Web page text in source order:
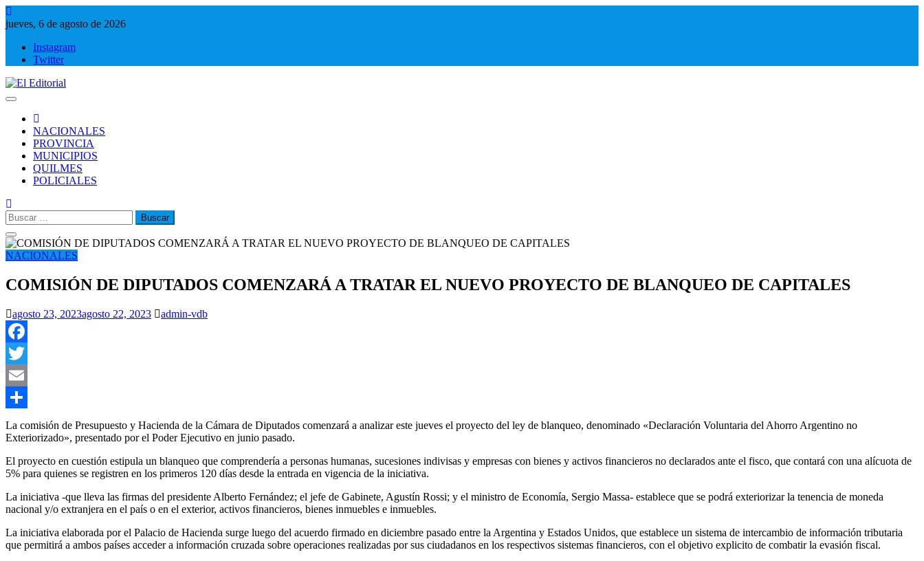
Saltar
al
jueves, 6 de agosto de 2026
Instagram
Twitter
NACIONALES
PROVINCIA
MUNICIPIOS
QUILMES
POLICIALES
Buscar:
NACIONALES
COMISIÓN DE DIPUTADOS COMENZARÁ A TRATAR EL NUEVO PROYECTO DE BLANQUEO DE CAPITALES
agosto 23, 2023agosto 22, 2023 admin-vdb
Facebook
Twitter
Email
Compartir
La comisión de Presupuesto y Hacienda de la Cámara de Diputados comenzará a analizar este jueves el proyecto del ley de blanqueo, denominado «Declaración Voluntaria del Ahorro Argentino no
Exteriorizado», presentado por el Poder Ejecutivo en junio pasado.
El proyecto en cuestión estipula un blanqueo que comprendería a personas humanas, sucesiones indivisas y empresas con bienes y activos financieros no declarados ante el fisco, que contará con una alícuota de
5% para quienes se registren en los primeros 120 días desde la entrada en vigencia de la iniciativa.
La iniciativa -que lleva las firmas del presidente Alberto Fernández; el jefe de Gabinete, Agustín Rossi; y el ministro de Economía, Sergio Massa- establece que se podrá exteriorizar la tenencia de moneda
nacional y/o extranjera en el país o en el exterior, activos financieros, bienes inmuebles e inmuebles.
La iniciativa elaborada por el Palacio de Hacienda surge luego del acuerdo firmado en diciembre pasado entre la Argentina y Estados Unidos, que establece un sistema de intercambio de información tributaria
que permitirá a ambos países acceder a información cruzada sobre operaciones realizadas por sus ciudadanos en los respectivos sistemas financieros, con el objetivo explicito de combatir la evasión fiscal.